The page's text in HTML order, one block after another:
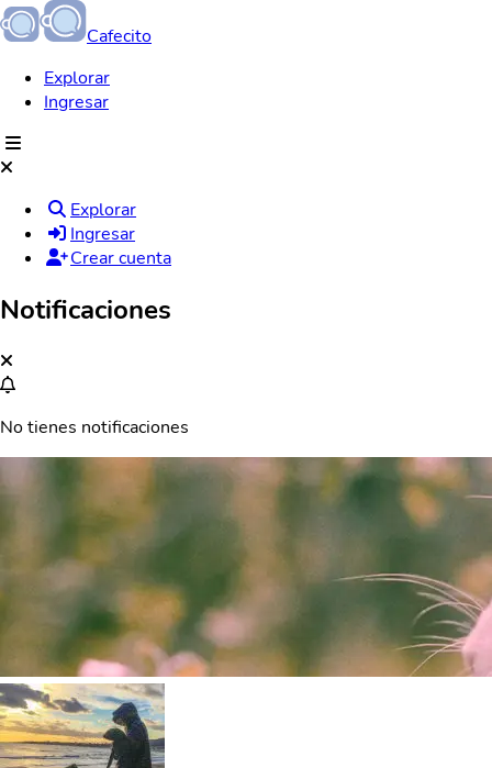
Cafecito
Explorar
Ingresar
Explorar
Ingresar
Crear cuenta
Notificaciones
No tienes notificaciones